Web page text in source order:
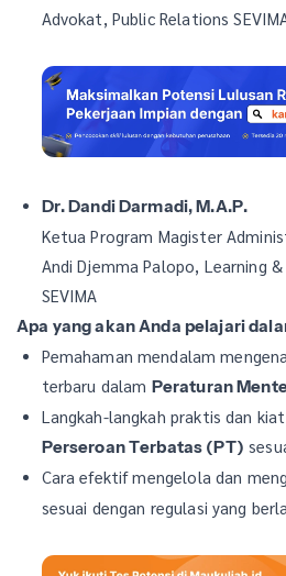
Advokat, Public Relations
Dr. Dandi Darmadi, M.A.P.
Ketua Program Magister
Andi Djemma Palopo, Learning
SEVIMA
Apa yang akan Anda pelajari
Pemahaman mendalam
terbaru dalam Peraturan
Langkah-langkah praktis dan
Perseroan Terbatas (PT)
Cara efektif mengelola dan
sesuai dengan regulasi yang